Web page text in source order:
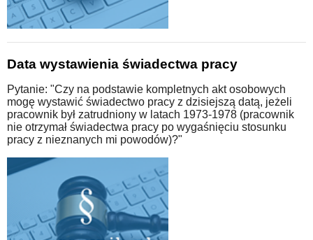
Data wystawienia świadectwa pracy
Pytanie: "Czy na podstawie kompletnych akt osobowych
mogę wystawić świadectwo pracy z dzisiejszą datą, jeżeli
pracownik był zatrudniony w latach 1973-1978 (pracownik
nie otrzymał świadectwa pracy po wygaśnięciu stosunku
pracy z nieznanych mi powodów)?"